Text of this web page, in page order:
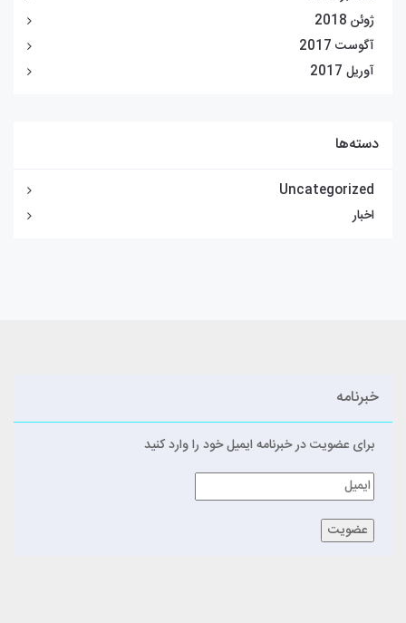
ژوئن 2018
آگوست 2017
آوریل 2017
دسته‌ها
Uncategorized
اخبار
خبرنامه
برای عضویت در خبرنامه ایمیل خود را وارد کنید